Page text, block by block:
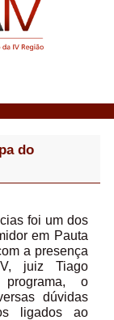
do
foi um dos
em Pauta
a presença
juiz Tiago
o
dúvidas
ligados ao